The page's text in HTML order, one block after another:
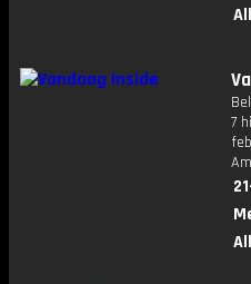
7